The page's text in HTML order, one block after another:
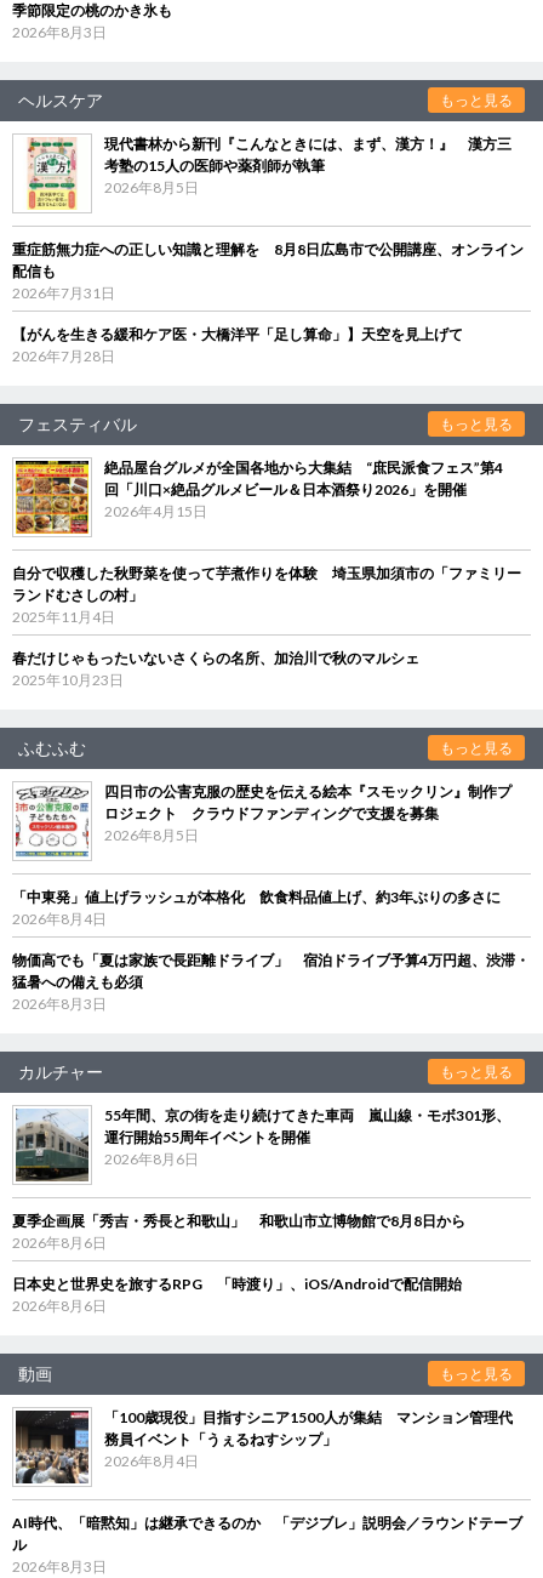
季節限定の桃のかき氷も
2026年8月3日
ヘルスケア もっと見る
現代書林から新刊『こんなときには、まず、漢方！』 漢方三
考塾の15人の医師や薬剤師が執筆
2026年8月5日
重症筋無力症への正しい知識と理解を 8月8日広島市で公開講座、オンライン
配信も
2026年7月31日
【がんを生きる緩和ケア医・大橋洋平「足し算命」】天空を見上げて
2026年7月28日
フェスティバル もっと見る
絶品屋台グルメが全国各地から大集結 “庶民派食フェス”第4
回「川口×絶品グルメビール＆日本酒祭り2026」を開催
2026年4月15日
自分で収穫した秋野菜を使って芋煮作りを体験 埼玉県加須市の「ファミリー
ランドむさしの村」
2025年11月4日
春だけじゃもったいないさくらの名所、加治川で秋のマルシェ
2025年10月23日
ふむふむ もっと見る
四日市の公害克服の歴史を伝える絵本『スモックリン』制作プ
ロジェクト クラウドファンディングで支援を募集
2026年8月5日
「中東発」値上げラッシュが本格化 飲食料品値上げ、約3年ぶりの多さに
2026年8月4日
物価高でも「夏は家族で長距離ドライブ」 宿泊ドライブ予算4万円超、渋滞・
猛暑への備えも必須
2026年8月3日
カルチャー もっと見る
55年間、京の街を走り続けてきた車両 嵐山線・モボ301形、
運行開始55周年イベントを開催
2026年8月6日
夏季企画展「秀吉・秀長と和歌山」 和歌山市立博物館で8月8日から
2026年8月6日
日本史と世界史を旅するRPG 「時渡り」、iOS/Androidで配信開始
2026年8月6日
動画 もっと見る
「100歳現役」目指すシニア1500人が集結 マンション管理代
務員イベント「うぇるねすシップ」
2026年8月4日
AI時代、「暗黙知」は継承できるのか 「デジブレ」説明会／ラウンドテーブ
ル
2026年8月3日